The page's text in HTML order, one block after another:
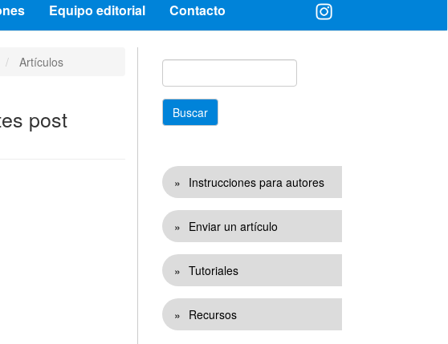
Equipo editorial Contacto
Artículos
post
buscar
Buscar
Enlaces
Instrucciones para autores
Enviar un artículo
Tutoriales
Recursos